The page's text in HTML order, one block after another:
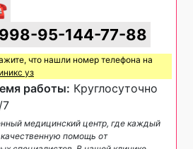
95-144-77-88
что нашли номер телефона на
уз
работы: Круглосуточно
7
медицинский центр, где каждый
помощь от